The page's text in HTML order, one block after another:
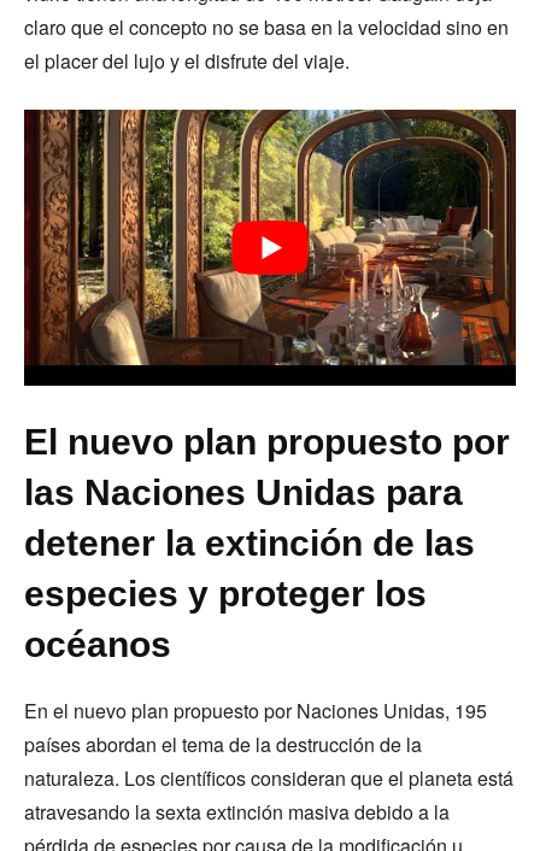
claro que el concepto no se basa en la velocidad sino en
el placer del lujo y el disfrute del viaje.
El nuevo plan propuesto por
las Naciones Unidas para
detener la extinción de las
especies y proteger los
océanos
En el nuevo plan propuesto por Naciones Unidas, 195
países abordan el tema de la destrucción de la
naturaleza. Los científicos consideran que el planeta está
atravesando la sexta extinción masiva debido a la